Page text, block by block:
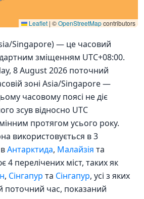
Leaflet | ©OpenStreetMapcontributors
Singapore) — це часовий
зміщенням UTC+08:00.
8 August 2026 поточний
зоні Asia/Singapore —
часовому поясі не діє
зсув відносно UTC
протягом усього року.
використовується в 3
Антарктида, Малайзія та
4 перелічених міст, таких як
, Сінгапур та Сінгапур, усі з яких
поточний час, показаний